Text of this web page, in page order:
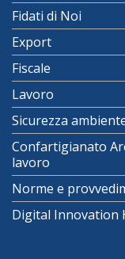
Fidati di Noi
Export
Fiscale
Lavoro
Sicurezza
Confartigianato
lavoro
Norme e
Digital Innovation